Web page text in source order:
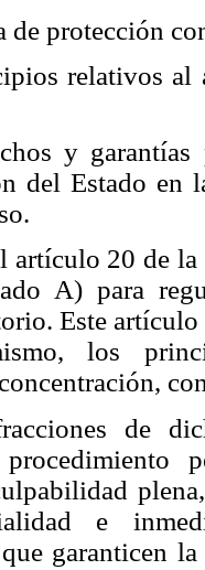
de protección
relativos al
y
del Estado en
artículo 20 de
A) para
Este
los
de
procedimiento
e
garanticen